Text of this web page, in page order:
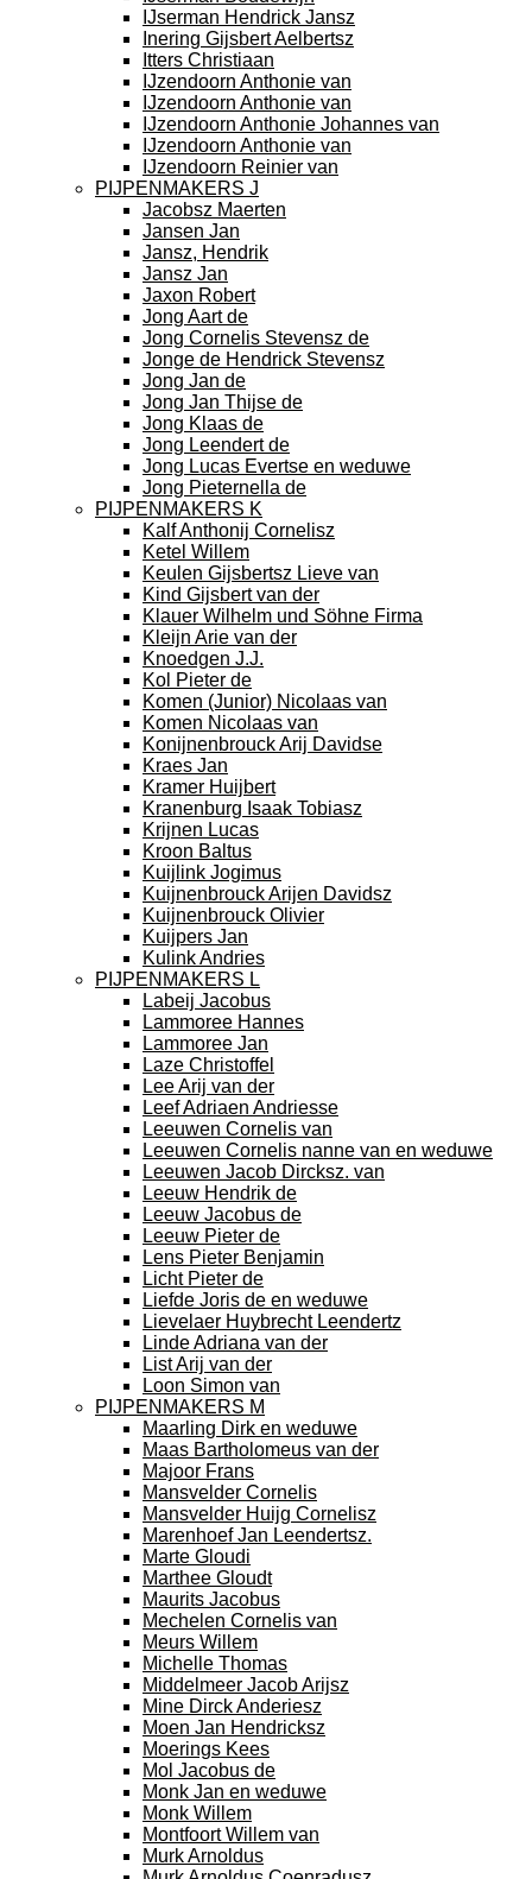
IJserman Hendrick Jansz
Inering Gijsbert Aelbertsz
Itters Christiaan
IJzendoorn Anthonie van
IJzendoorn Anthonie van
IJzendoorn Anthonie Johannes van
IJzendoorn Anthonie van
IJzendoorn Reinier van
PIJPENMAKERS J
Jacobsz Maerten
Jansen Jan
Jansz, Hendrik
Jansz Jan
Jaxon Robert
Jong Aart de
Jong Cornelis Stevensz de
Jonge de Hendrick Stevensz
Jong Jan de
Jong Jan Thijse de
Jong Klaas de
Jong Leendert de
Jong Lucas Evertse en weduwe
Jong Pieternella de
PIJPENMAKERS K
Kalf Anthonij Cornelisz
Ketel Willem
Keulen Gijsbertsz Lieve van
Kind Gijsbert van der
Klauer Wilhelm und Söhne Firma
Kleijn Arie van der
Knoedgen J.J.
Kol Pieter de
Komen (Junior) Nicolaas van
Komen Nicolaas van
Konijnenbrouck Arij Davidse
Kraes Jan
Kramer Huijbert
Kranenburg Isaak Tobiasz
Krijnen Lucas
Kroon Baltus
Kuijlink Jogimus
Kuijnenbrouck Arijen Davidsz
Kuijnenbrouck Olivier
Kuijpers Jan
Kulink Andries
PIJPENMAKERS L
Labeij Jacobus
Lammoree Hannes
Lammoree Jan
Laze Christoffel
Lee Arij van der
Leef Adriaen Andriesse
Leeuwen Cornelis van
Leeuwen Cornelis nanne van en weduwe
Leeuwen Jacob Dircksz. van
Leeuw Hendrik de
Leeuw Jacobus de
Leeuw Pieter de
Lens Pieter Benjamin
Licht Pieter de
Liefde Joris de en weduwe
Lievelaer Huybrecht Leendertz
Linde Adriana van der
List Arij van der
Loon Simon van
PIJPENMAKERS M
Maarling Dirk en weduwe
Maas Bartholomeus van der
Majoor Frans
Mansvelder Cornelis
Mansvelder Huijg Cornelisz
Marenhoef Jan Leendertsz.
Marte Gloudi
Marthee Gloudt
Maurits Jacobus
Mechelen Cornelis van
Meurs Willem
Michelle Thomas
Middelmeer Jacob Arijsz
Mine Dirck Anderiesz
Moen Jan Hendricksz
Moerings Kees
Mol Jacobus de
Monk Jan en weduwe
Monk Willem
Montfoort Willem van
Murk Arnoldus